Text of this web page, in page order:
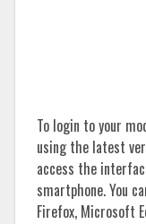
To login to your
using the latest
access the
smartphone. You
Firefox, Microsoft